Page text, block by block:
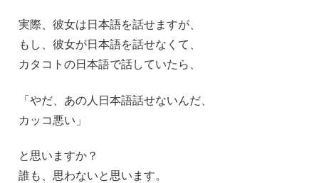
実際、彼女は日本語を話せますが、
もし、彼女が日本語を話せなくて、
カタコトの日本語で話していたら、
「やだ、あの人日本語話せないんだ、
カッコ悪い」
と思いますか？
誰も、思わないと思います。